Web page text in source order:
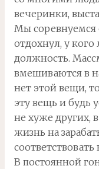
вечеринки,
Мы соревнуемся
отдохнул, у
должность.
вмешиваются в
нет этой вещи,
эту вещь и будь
не хуже других,
жизнь на
В постоянной